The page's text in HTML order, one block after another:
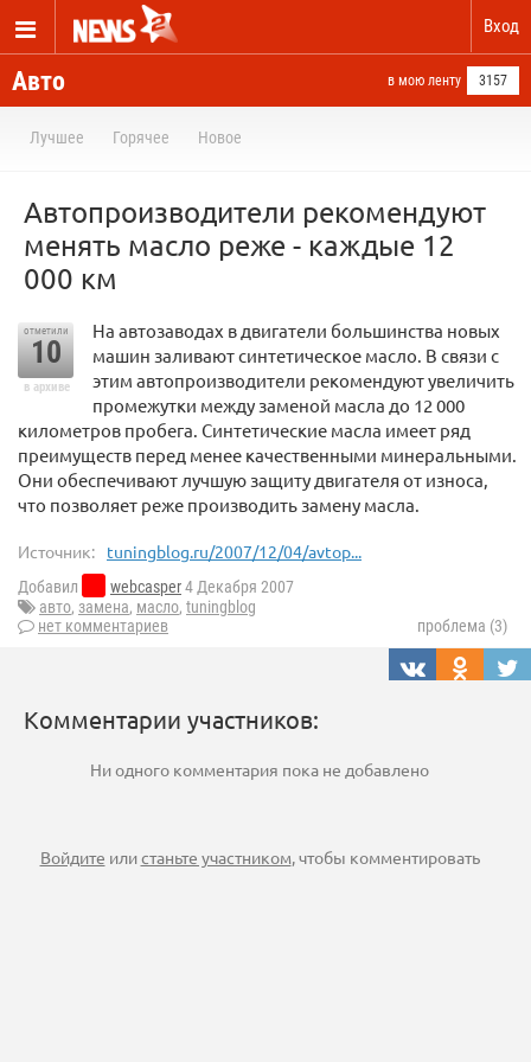
Вход
Авто в мою ленту 3157
Лучшее Горячее Новое
Автопроизводители рекомендуют
менять масло реже - каждые 12
000 км
отметили
10
в архиве
На автозаводах в двигатели большинства новых
машин заливают синтетическое масло. В связи с
этим автопроизводители рекомендуют увеличить
промежутки между заменой масла до 12 000
километров пробега. Синтетические масла имеет ряд
преимуществ перед менее качественными минеральными.
Они обеспечивают лучшую защиту двигателя от износа,
что позволяет реже производить замену масла.
Источник: tuningblog.ru/2007/12/04/avtop...
Добавил webcasper4 Декабря 2007
авто, замена, масло, tuningblog
нет комментариев
проблема (3)
Комментарии участников:
Ни одного комментария пока не добавлено
Войдите илистаньте участником, чтобы комментировать